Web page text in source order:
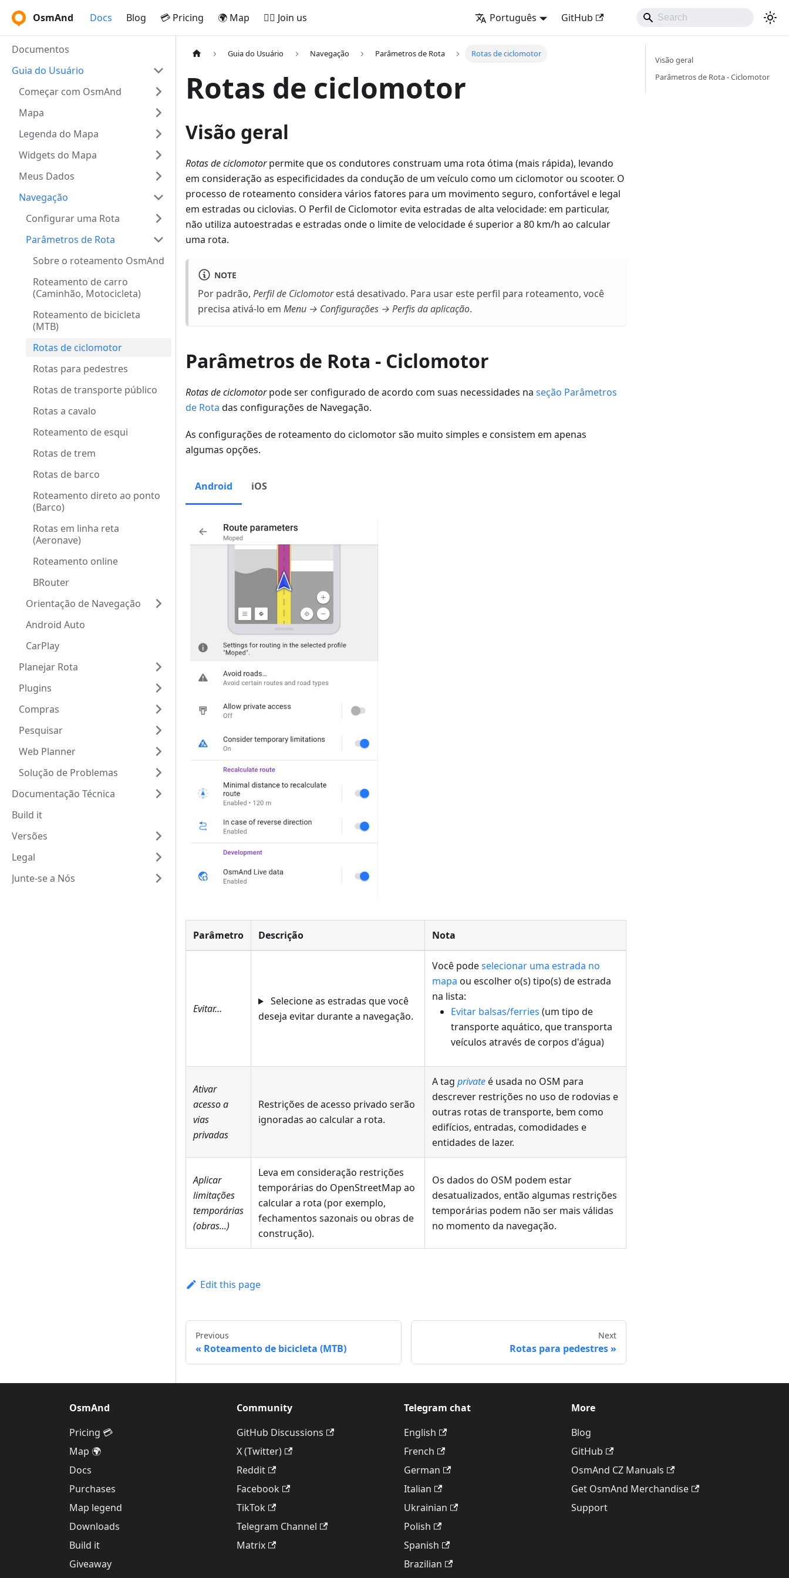
OsmAnd Docs Blog 💳 Pricing 🌍 Map 🚵‍♂️ Join us Português GitHub
Documentos
Guia do Usuário
Começar com OsmAnd
Mapa
Legenda do Mapa
Widgets do Mapa
Meus Dados
Navegação
Configurar uma Rota
Parâmetros de Rota
Sobre o roteamento OsmAnd
Roteamento de carro
(Caminhão, Motocicleta)
Roteamento de bicicleta
(MTB)
Rotas de ciclomotor
Rotas para pedestres
Rotas de transporte público
Rotas a cavalo
Roteamento de esqui
Rotas de trem
Rotas de barco
Roteamento direto ao ponto
(Barco)
Rotas em linha reta
(Aeronave)
Roteamento online
BRouter
Orientação de Navegação
Android Auto
CarPlay
Planejar Rota
Plugins
Compras
Pesquisar
Web Planner
Solução de Problemas
Documentação Técnica
Build it
Versões
Legal
Junte-se a Nós
Guia do Usuário Navegação Parâmetros de Rota Rotas de ciclomotor
Rotas de ciclomotor
Visão geral
Rotas de ciclomotorpermite que os condutores construam uma rota ótima (mais rápida), levando
em consideração as especificidades da condução de um veículo como um ciclomotor ou scooter. O
processo de roteamento considera vários fatores para um movimento seguro, confortável e legal
em estradas ou ciclovias. O Perfil de Ciclomotor evita estradas de alta velocidade: em particular,
não utiliza autoestradas e estradas onde o limite de velocidade é superior a 80 km/h ao calcular
uma rota.
NOTE
Por padrão, Perfil de Ciclomotorestá desativado. Para usar este perfil para roteamento, você
precisa ativá-lo em Menu → Configurações → Perfis da aplicação.
Parâmetros de Rota - Ciclomotor
Rotas de ciclomotorpode ser configurado de acordo com suas necessidades na seção Parâmetros
de Rota das configurações de Navegação.
As configurações de roteamento do ciclomotor são muito simples e consistem em apenas
algumas opções.
Android iOS
Parâmetro Descrição Nota
Evitar…
Selecione as estradas que você
deseja evitar durante a navegação.
Você podeselecionar uma estrada no
mapa ou escolher o(s) tipo(s) de estrada
na lista:
Evitar balsas/ferries (um tipo de
transporte aquático, que transporta
veículos através de corpos d'água)
Ativar
acesso a
vias
privadas
Restrições de acesso privado serão
ignoradas ao calcular a rota.
A tag privateé usada no OSM para
descrever restrições no uso de rodovias e
outras rotas de transporte, bem como
edifícios, entradas, comodidades e
entidades de lazer.
Aplicar
limitações
temporárias
(obras...)
Leva em consideração restrições
temporárias do OpenStreetMap ao
calcular a rota (por exemplo,
fechamentos sazonais ou obras de
construção).
Os dados do OSM podem estar
desatualizados, então algumas restrições
temporárias podem não ser mais válidas
no momento da navegação.
Edit this page
Previous
Roteamento de bicicleta (MTB)
Next
Rotas para pedestres
Visão geral
Parâmetros de Rota - Ciclomotor
OsmAnd
Pricing 💳
Map 🌍
Docs
Purchases
Map legend
Downloads
Build it
Giveaway
Community
GitHub Discussions
X (Twitter)
Reddit
Facebook
TikTok
Telegram Channel
Matrix
Telegram chat
English
French
German
Italian
Ukrainian
Polish
Spanish
Brazilian
More
Blog
GitHub
OsmAnd CZ Manuals
Get OsmAnd Merchandise
Support